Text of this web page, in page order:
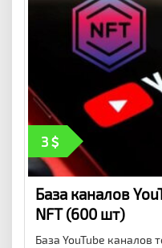
3
База каналов
NFT (600 шт)
База YouTube каналов